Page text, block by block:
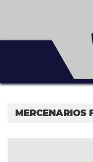
MERCENARIOS